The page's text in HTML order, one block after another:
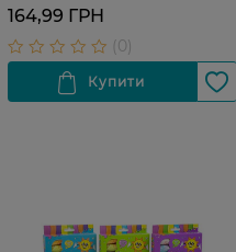
164,99 ГРН